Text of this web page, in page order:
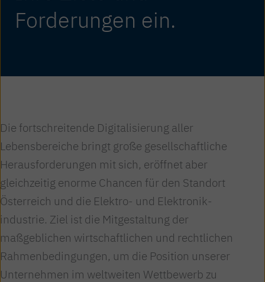
Forderungen ein.
Die fortschreitende Digitalisierung aller
Lebens­bereiche bringt große gesell­schaftliche
Heraus­forderungen mit sich, eröffnet aber
gleichzeitig enorme Chancen für den Standort
Österreich und die Elektro- und Elektronik­
industrie. Ziel ist die Mitgestaltung der
maßgeblichen wirtschaftlichen und rechtlichen
Rahmen­bedingungen, um die Position unserer
Unternehmen im weltweiten Wettbewerb zu